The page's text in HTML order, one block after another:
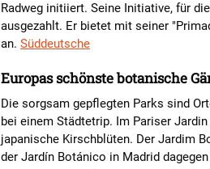
Radweg initiiert. Seine Initiative, für
ausgezahlt. Er bietet mit seiner
an. Süddeutsche
Europas schönste botanische
Die sorgsam gepflegten Parks sind
bei einem Städtetrip. Im Pariser
japanische Kirschblüten. Der Jardim
der Jardín Botánico in Madrid